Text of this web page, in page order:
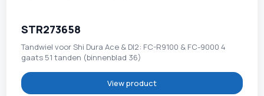
STR273658
Tandwiel voor Shi Dura Ace & DI2: FC-R9100 & FC-9000 4
gaats 51 tanden (binnenblad 36)
View product